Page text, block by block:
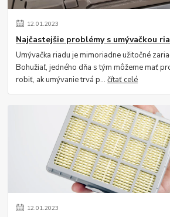
12.01.2023
Najčastejšie problémy s umývačkou
Umývačka riadu je mimoriadne užitočné
Bohužiaľ, jedného dňa s tým môžeme mať
robiť, ak umývanie trvá p...čítať celé
12.01.2023